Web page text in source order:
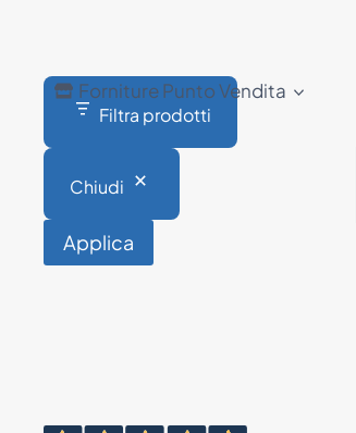
Forniture Punto Vendita
Filtra prodotti
Chiudi
Applica